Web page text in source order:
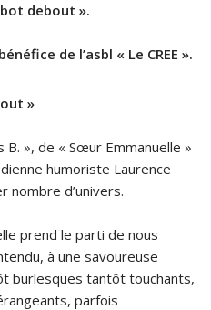
debout ».
de l’asbl « Le CREE ».
»
», de « Sœur Emmanuelle »
humoriste Laurence
nombre d’univers.
prend le parti de nous
à une savoureuse
burlesques tantôt touchants,
parfois